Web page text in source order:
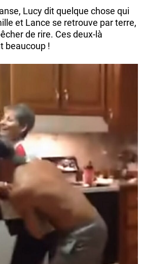
Lucy dit quelque chose qui
et Lance se retrouve par terre,
de rire. Ces deux-là
beaucoup !